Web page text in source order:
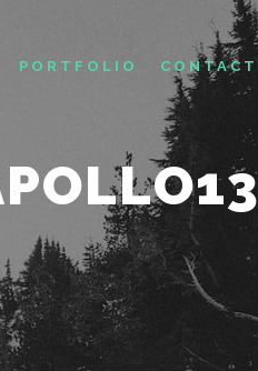
PORTFOLIO CONTACT